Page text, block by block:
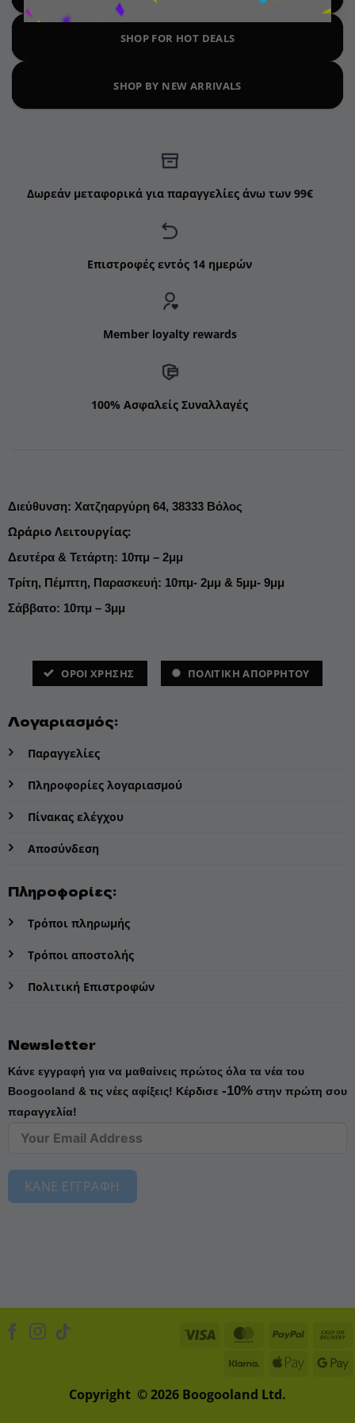
SHOP FOR HOT DEALS
SHOP BY NEW ARRIVALS
Δωρεάν μεταφορικά για παραγγελίες άνω των 99€
Επιστροφές εντός 14 ημερών
Member loyalty rewards
100% Ασφαλείς Συναλλαγές
Διεύθυνση: Χατζηαργύρη 64, 38333 Βόλος
Ωράριο Λειτουργίας:
Δευτέρα & Τετάρτη: 10πμ – 2μμ
Τρίτη, Πέμπτη, Παρασκευή: 10πμ- 2μμ & 5μμ- 9μμ
Σάββατο: 10πμ – 3μμ
ΌΡΟΙ ΧΡΗΣΗΣ ΠΟΛΙΤΙΚΗ ΑΠΟΡΡΗΤΟΥ
Λογαριασμός:
Παραγγελίες
Πληροφορίες λογαριασμού
Πίνακας ελέγχου
Αποσύνδεση
Πληροφορίες:
Τρόποι πληρωμής
Τρόποι αποστολής
Πολιτική Επιστροφών
Newsletter
Κάνε εγγραφή για να μαθαίνεις πρώτος όλα τα νέα του
Boogooland & τις νέες αφίξεις! Κέρδισε -10%στην πρώτη σου
παραγγελία!
ΚΑΝΕ ΕΓΓΡΑΦΗ
Copyright © 2026 Boogooland Ltd.
Visa MasterCard
PayPal
KlarnaApple